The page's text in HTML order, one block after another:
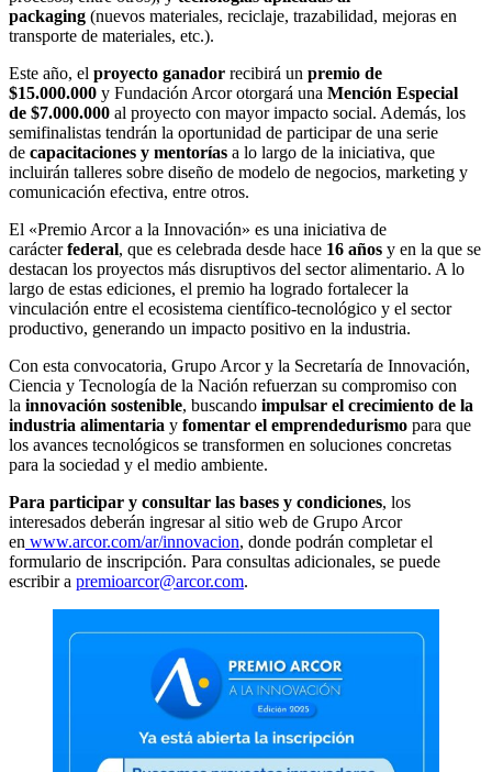
packaging (nuevos materiales, reciclaje, trazabilidad, mejoras en
transporte de materiales, etc.).
Este año, el proyecto ganador recibirá un premio de
$15.000.000 y Fundación Arcor otorgará una Mención Especial
de $7.000.000 al proyecto con mayor impacto social. Además, los
semifinalistas tendrán la oportunidad de participar de una serie
de capacitaciones y mentorías a lo largo de la iniciativa, que
incluirán talleres sobre diseño de modelo de negocios, marketing y
comunicación efectiva, entre otros.
El «Premio Arcor a la Innovación» es una iniciativa de
carácterfederal, que es celebrada desde hace 16 años y en la que se
destacan los proyectos más disruptivos del sector alimentario. A lo
largo de estas ediciones, el premio ha logrado fortalecer la
vinculación entre el ecosistema científico-tecnológico y el sector
productivo, generando un impacto positivo en la industria.
Con esta convocatoria, Grupo Arcor y la Secretaría de Innovación,
Ciencia y Tecnología de la Nación refuerzan su compromiso con
la innovación sostenible, buscando impulsar el crecimiento de la
industria alimentaria y fomentar el emprendedurismo para que
los avances tecnológicos se transformen en soluciones concretas
para la sociedad y el medio ambiente.
Para participar y consultar las bases y condiciones, los
interesados deberán ingresar al sitio web de Grupo Arcor
en www.arcor.com/ar/innovacion, donde podrán completar el
formulario de inscripción. Para consultas adicionales, se puede
escribir a premioarcor@arcor.com.